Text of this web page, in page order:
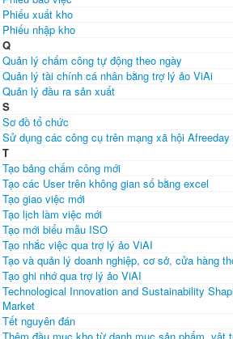
Phiếu xuất kho
Phiếu nhập kho
Q
Quản lý chấm công tự động theo ngày
Quản lý tài chính cá nhân bằng trợ lý ảo ViAi
Quản lý đầu ra sản xuất
S
Sơ đồ tổ chức
Sử dụng các công cụ trên mạng xã hội
T
Tạo bảng chấm công mới
Tạo các User trên không gian số bằng excel
Tạo giao việc mới
Tạo lịch làm việc mới
Tạo mới biểu mẫu ISO
Tạo nhắc việc qua trợ lý ảo ViAI
Tạo và quản lý doanh nghiệp, cơ sở, cửa hàng
Tạo ghi nhớ qua trợ lý ảo ViAI
Technological Innovation and Sustainability
Market
Tết nguyên đán